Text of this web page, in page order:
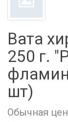
Фильтры
Электронная
Держатели
Вата
250 г.
шт)
Обычная